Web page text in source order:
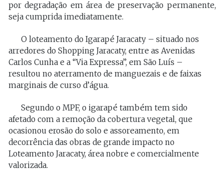
por degradação em área de preservação permanente,
seja cumprida imediatamente.
O loteamento do Igarapé Jaracaty – situado nos
arredores do Shopping Jaracaty, entre as Avenidas
Carlos Cunha e a “Via Expressa”, em São Luís –
resultou no aterramento de manguezais e de faixas
marginais de curso d’água.
Segundo o MPF, o igarapé também tem sido
afetado com a remoção da cobertura vegetal, que
ocasionou erosão do solo e assoreamento, em
decorrência das obras de grande impacto no
Loteamento Jaracaty, área nobre e comercialmente
valorizada.